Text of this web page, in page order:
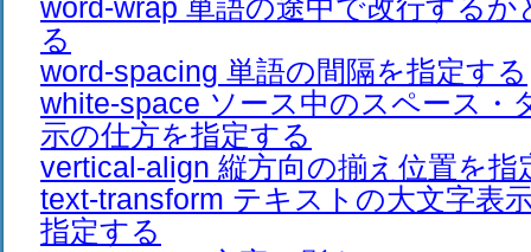
word-wrap 単語の途中で改行する
る
word-spacing 単語の間隔を指定する
white-space ソース中のスペース・
示の仕方を指定する
vertical-align 縦方向の揃え位置を指
text-transform テキストの大文字表
指定する